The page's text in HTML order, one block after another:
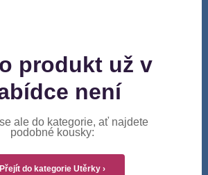
produkt už v
není
ale do kategorie, ať najdete
podobné kousky:
Přejít do kategorie Utěrky ›